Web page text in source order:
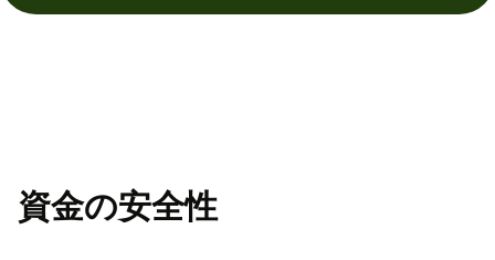
資金の安全性